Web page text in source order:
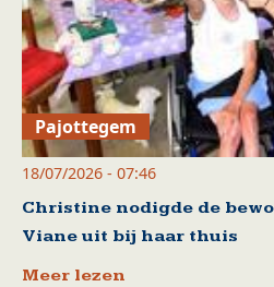
Pajottegem
18/07/2026 - 07:46
Christine nodigde de
Viane uit bij haar thuis
Meer lezen